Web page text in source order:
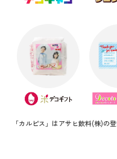
「カルピス」はアサヒ飲料(株)の登